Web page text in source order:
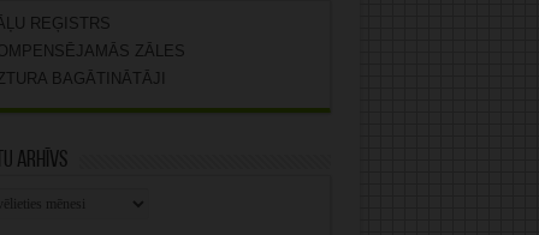
REĢISTRS
ZĀLES
BAGĀTINĀTĀJI
arhīvs